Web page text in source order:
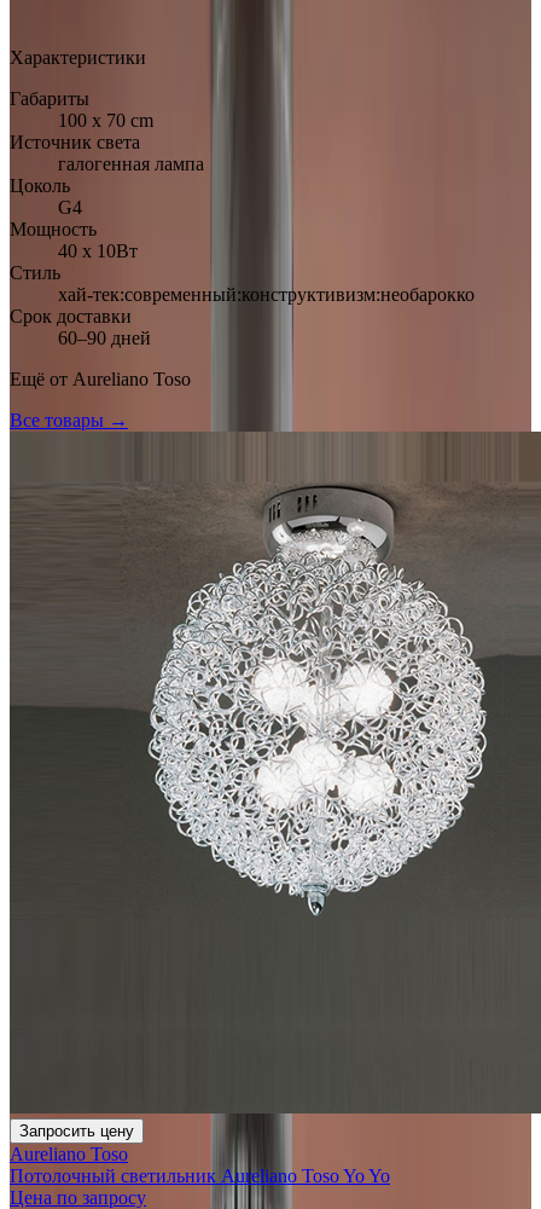
Характеристики
Габариты
100 x 70 cm
Источник света
галогенная лампа
Цоколь
G4
Мощность
40 х 10Вт
Стиль
хай-тек:современный:конструктивизм:необарокко
Срок доставки
60–90 дней
Ещё от Aureliano Toso
Все товары →
Запросить цену
Aureliano Toso
Потолочный светильник Aureliano Toso Yo Yo
Цена по запросу